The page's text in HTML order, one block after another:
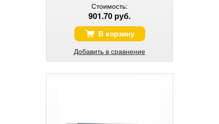
Стоимость:
901.70 руб.
В корзину
Добавить в сравнение